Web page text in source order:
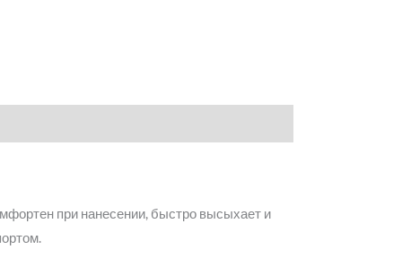
при нанесении, быстро высыхает и